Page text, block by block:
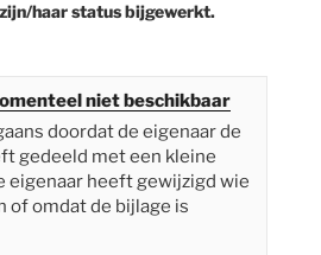
haar status bijgewerkt.
niet beschikbaar
doordat de eigenaar de
gedeeld met een kleine
eigenaar heeft gewijzigd wie
of omdat de bijlage is